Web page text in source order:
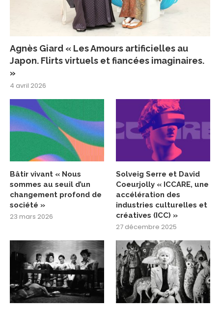
Agnès Giard « Les Amours artificielles au
Japon. Flirts virtuels et fiancées imaginaires.
»
4 avril 2026
Bâtir vivant « Nous
sommes au seuil d’un
changement profond de
société »
23 mars 2026
Solveig Serre et David
Coeurjolly « ICCARE, une
accélération des
industries culturelles et
créatives (ICC) »
27 décembre 2025